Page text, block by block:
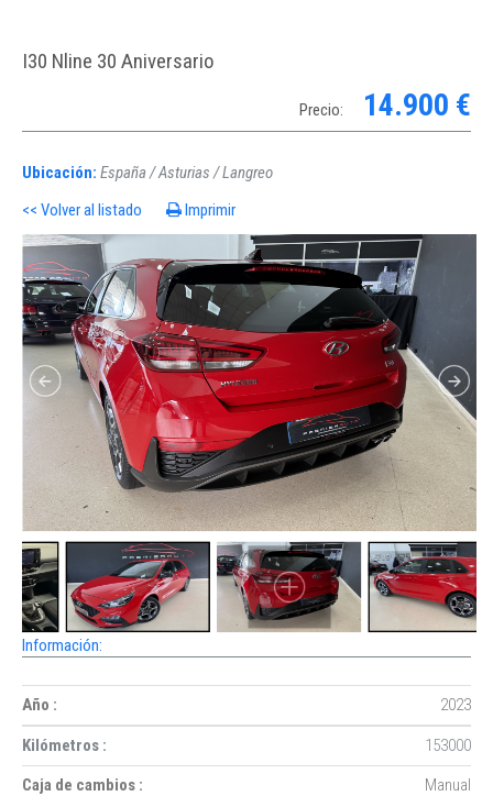
I30 Nline 30 Aniversario
Precio: 14.900 €
Ubicación: España / Asturias / Langreo
<< Volver al listado
Imprimir
Información:
Año : 2023
Kilómetros :
153000
Caja de cambios :
Manual